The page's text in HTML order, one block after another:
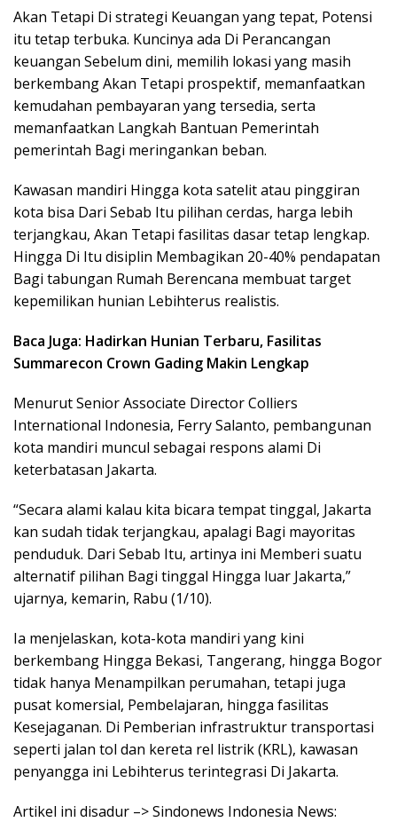
Akan Tetapi Di strategi Keuangan yang tepat, Potensi
itu tetap terbuka. Kuncinya ada Di Perancangan
keuangan Sebelum dini, memilih lokasi yang masih
berkembang Akan Tetapi prospektif, memanfaatkan
kemudahan pembayaran yang tersedia, serta
memanfaatkan Langkah Bantuan Pemerintah
pemerintah Bagi meringankan beban.
Kawasan mandiri Hingga kota satelit atau pinggiran
kota bisa Dari Sebab Itu pilihan cerdas, harga lebih
terjangkau, Akan Tetapi fasilitas dasar tetap lengkap.
Hingga Di Itu disiplin Membagikan 20-40% pendapatan
Bagi tabungan Rumah Berencana membuat target
kepemilikan hunian Lebihterus realistis.
Baca Juga: Hadirkan Hunian Terbaru, Fasilitas
Summarecon Crown Gading Makin Lengkap
Menurut Senior Associate Director Colliers
International Indonesia, Ferry Salanto, pembangunan
kota mandiri muncul sebagai respons alami Di
keterbatasan Jakarta.
“Secara alami kalau kita bicara tempat tinggal, Jakarta
kan sudah tidak terjangkau, apalagi Bagi mayoritas
penduduk. Dari Sebab Itu, artinya ini Memberi suatu
alternatif pilihan Bagi tinggal Hingga luar Jakarta,”
ujarnya, kemarin, Rabu (1/10).
Ia menjelaskan, kota-kota mandiri yang kini
berkembang Hingga Bekasi, Tangerang, hingga Bogor
tidak hanya Menampilkan perumahan, tetapi juga
pusat komersial, Pembelajaran, hingga fasilitas
Kesejaganan. Di Pemberian infrastruktur transportasi
seperti jalan tol dan kereta rel listrik (KRL), kawasan
penyangga ini Lebihterus terintegrasi Di Jakarta.
Artikel ini disadur –> Sindonews Indonesia News: